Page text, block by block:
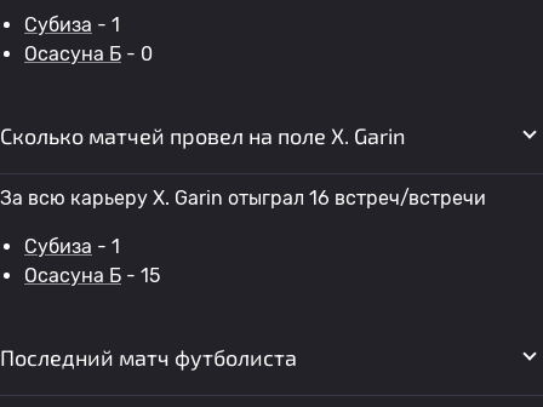
Субиза - 1
Осасуна Б - 0
Сколько матчей провел на поле X. Garin
За всю карьеру X. Garin отыграл 16 встреч/встречи
Субиза - 1
Осасуна Б - 15
Последний матч футболиста